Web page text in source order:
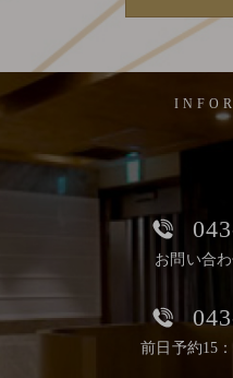
お問い合
前日予約15